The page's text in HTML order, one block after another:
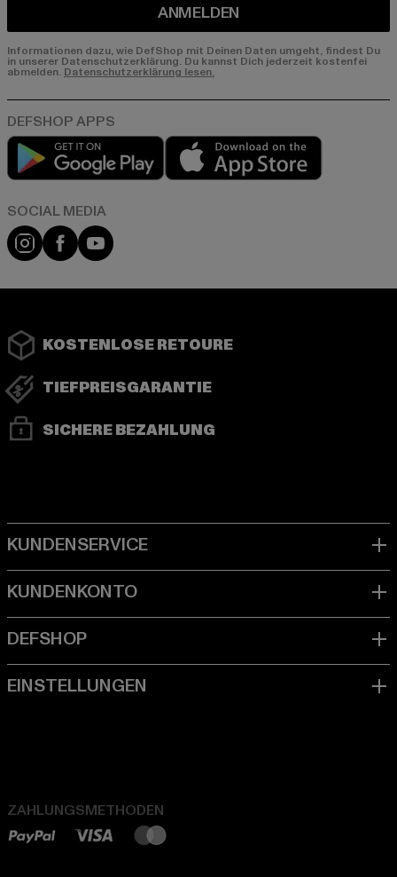
ANMELDEN
Informationen dazu, wie DefShop mit Deinen Daten umgeht, findest Du
in unserer Datenschutzerklärung. Du kannst Dich jederzeit kostenfei
abmelden. Datenschutzerklärung lesen.
Play market
Instagram
FacebookYouTube
KOSTENLOSE RETOURE
TIEFPREISGARANTIE
SICHERE BEZAHLUNG
ZAHLUNGSMETHODEN